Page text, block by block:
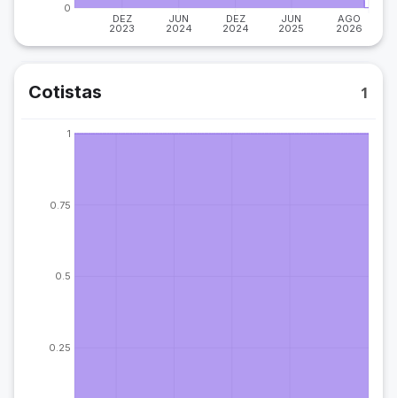
DEZ
2023
JUN
2024
DEZ
2024
JUN
2025
AGO
2026
0
Cotistas 1
0.25
0.5
0.75
1